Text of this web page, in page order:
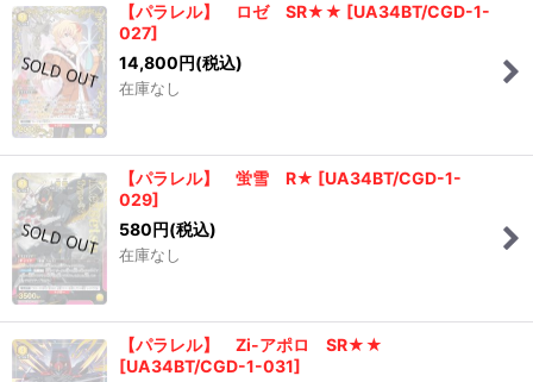
【パラレル】 ロゼ SR★★ [UA34BT/CGD-1-
027]
14,800円(税込)
在庫なし
【パラレル】 蛍雪 R★ [UA34BT/CGD-1-
029]
580円(税込)
在庫なし
【パラレル】 Zi-アポロ SR★★
[UA34BT/CGD-1-031]